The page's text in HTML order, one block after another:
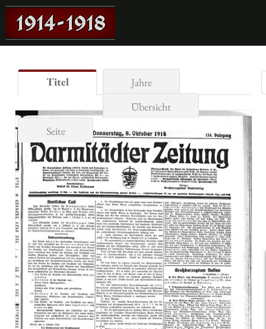
Titel
Jahre
Übersicht
Seite